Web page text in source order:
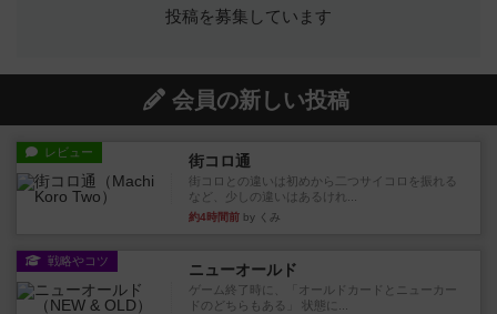
投稿を募集しています
会員の新しい投稿
レビュー 街コロ通
街コロとの違いは初めから二つサイコロを振れる
など、少しの違いはあるけれ...
約4時間前 by くみ
戦略やコツ ニューオールド
ゲーム終了時に、「オールドカードとニューカー
ドのどちらもある」 状態に...